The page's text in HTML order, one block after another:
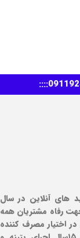
های آنلاین در سال
جهت رفاه مشتریان همه
اختیار مصرف کننده